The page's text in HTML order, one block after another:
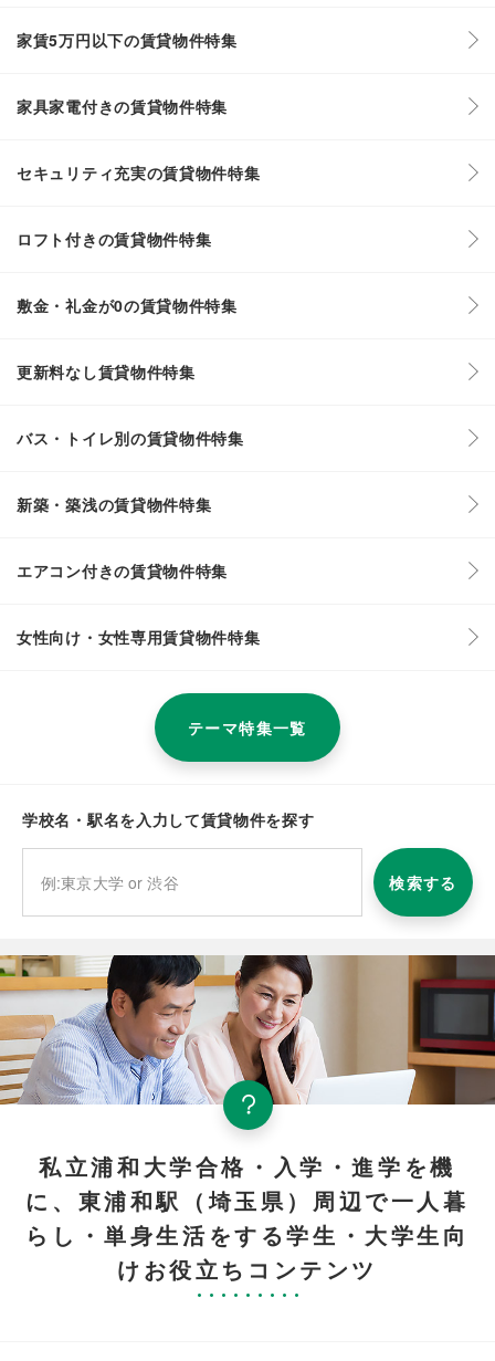
家賃5万円以下の賃貸物件特集
家具家電付きの賃貸物件特集
セキュリティ充実の賃貸物件特集
ロフト付きの賃貸物件特集
敷金・礼金が0の賃貸物件特集
更新料なし賃貸物件特集
バス・トイレ別の賃貸物件特集
新築・築浅の賃貸物件特集
エアコン付きの賃貸物件特集
女性向け・女性専用賃貸物件特集
テーマ特集一覧
学校名・駅名を入力して賃貸物件を探す
検索する
私立浦和大学合格・入学・進学を機
に、東浦和駅（埼玉県）周辺で一人暮
らし・単身生活をする学生・大学生向
けお役立ちコンテンツ